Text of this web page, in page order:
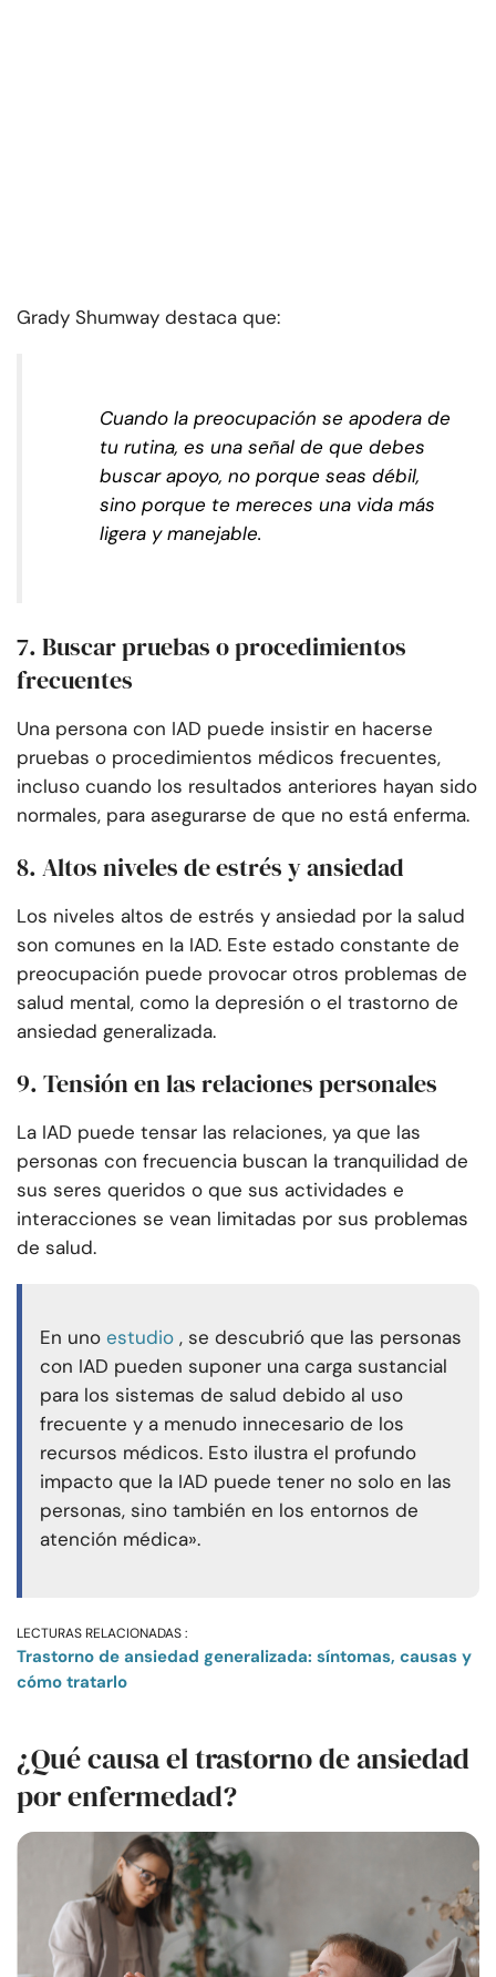
Grady Shumway destaca que:
Cuando la preocupación se apodera de
tu rutina, es una señal de que debes
buscar apoyo, no porque seas débil,
sino porque te mereces una vida más
ligera y manejable.
7. Buscar pruebas o procedimientos
frecuentes
Una persona con IAD puede insistir en hacerse
pruebas o procedimientos médicos frecuentes,
incluso cuando los resultados anteriores hayan sido
normales, para asegurarse de que no está enferma.
8. Altos niveles de estrés y ansiedad
Los niveles altos de estrés y ansiedad por la salud
son comunes en la IAD. Este estado constante de
preocupación puede provocar otros problemas de
salud mental, como la depresión o el trastorno de
ansiedad generalizada.
9. Tensión en las relaciones personales
La IAD puede tensar las relaciones, ya que las
personas con frecuencia buscan la tranquilidad de
sus seres queridos o que sus actividades e
interacciones se vean limitadas por sus problemas
de salud.
En uno estudio , se descubrió que las personas
con IAD pueden suponer una carga sustancial
para los sistemas de salud debido al uso
frecuente y a menudo innecesario de los
recursos médicos. Esto ilustra el profundo
impacto que la IAD puede tener no solo en las
personas, sino también en los entornos de
atención médica».
LECTURAS RELACIONADAS :
Trastorno de ansiedad generalizada: síntomas, causas y
cómo tratarlo
¿Qué causa el trastorno de ansiedad
por enfermedad?